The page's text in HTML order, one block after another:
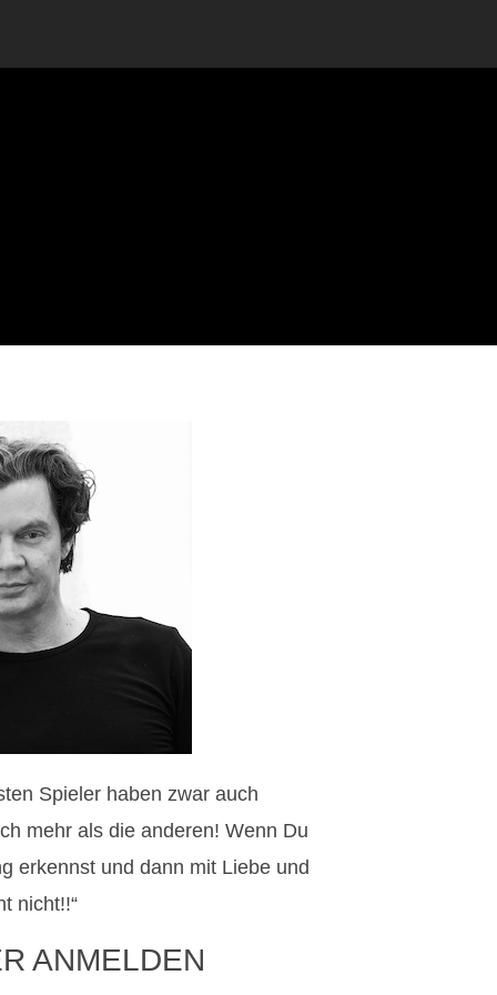
Spieler haben zwar auch
mehr als die anderen! Wenn Du
erkennst und dann mit Liebe und
nicht!!“
ANMELDEN